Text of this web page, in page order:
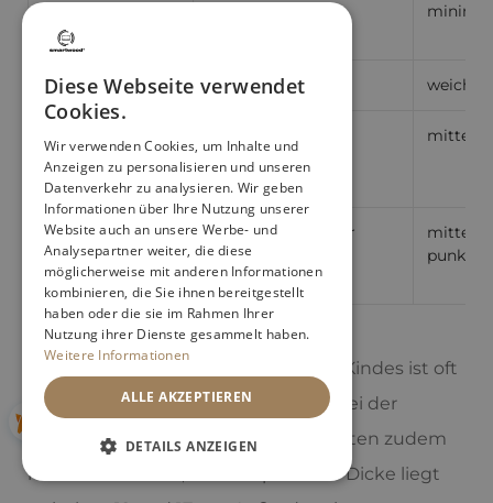
2 bis 6 Jahre ca. 12-20 weich
Über 12 Jahre
(Jugendliche)
ca. 45-50 und mehr
Denken Sie daran: Das Gewicht des Kindes ist oft
ein wichtigerer Faktor als das Alter bei der
Matratzenwahl. Kindermatratzen sollten zudem
nicht zu dick sein; eine empfohlene Dicke liegt
Diese Webseite verwendet
Cookies.
Wir verwenden Cookies, um Inhalte und
Anzeigen zu personalisieren und unseren
Datenverkehr zu analysieren. Wir geben
Informationen über Ihre Nutzung unserer
Website auch an unsere Werbe- und
Analysepartner weiter, die diese
möglicherweise mit anderen Informationen
kombinieren, die Sie ihnen bereitgestellt
haben oder die sie im Rahmen Ihrer
Nutzung ihrer Dienste gesammelt haben.
Weitere Informationen
ALLE AKZEPTIEREN
DETAILS ANZEIGEN